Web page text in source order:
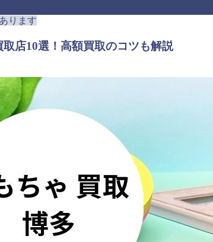
ります
店10選！高額買取のコツも解説